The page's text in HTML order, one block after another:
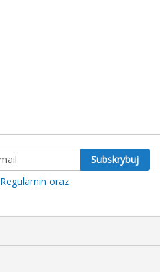
Subskrybuj
Regulamin oraz